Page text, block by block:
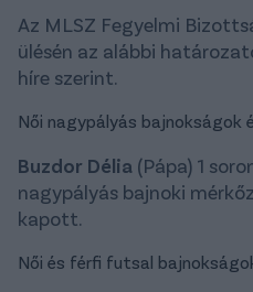
Az MLSZ Fegyelmi
ülésén az alábbi
híre szerint.
Női nagypályás bajnokságok
Buzdor Délia (Pápa) 1
nagypályás bajnoki
kapott.
Női és férfi futsal